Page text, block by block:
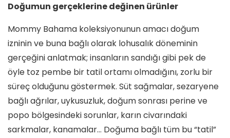
Doğumun gerçeklerine değinen ürünler
Mommy Bahama koleksiyonunun amacı doğum
izninin ve buna bağlı olarak lohusalık döneminin
gerçeğini anlatmak; insanların sandığı gibi pek de
öyle toz pembe bir tatil ortamı olmadığını, zorlu bir
süreç olduğunu göstermek. Süt sağmalar, sezaryene
bağlı ağrılar, uykusuzluk, doğum sonrası perine ve
popo bölgesindeki sorunlar, karın civarındaki
sarkmalar, kanamalar… Doğuma bağlı tüm bu “tatil”